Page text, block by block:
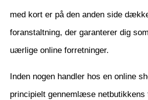
med kort er på den anden side
foranstaltning, der garanterer dig
uærlige online forretninger.
Inden nogen handler hos en online
principielt gennemlæse netbutikkens